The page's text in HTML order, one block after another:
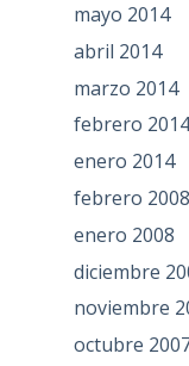
mayo 2014
abril 2014
marzo 2014
febrero 2014
enero 2014
febrero 2008
enero 2008
diciembre
noviembre
octubre